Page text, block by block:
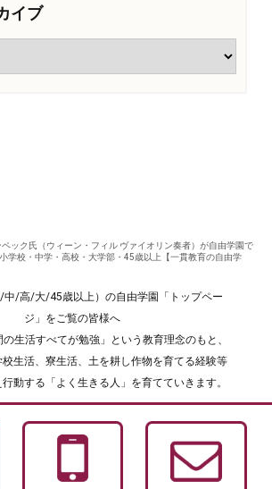
イブ
ック氏（ウィーン・フィル ヴァイオリン奏者）が自由学園で
学校・中学・高校・大学部・45歳以上【一貫教育の自由学
中/高/大/45歳以上）の自由学園「トップペー
ジ」をご覧の皆様へ
生活すべてが勉強」という教育理念のもと、
生活、寮生活、土を耕し作物を育てる経験等
動する「よく生きる人」を育てていきます。